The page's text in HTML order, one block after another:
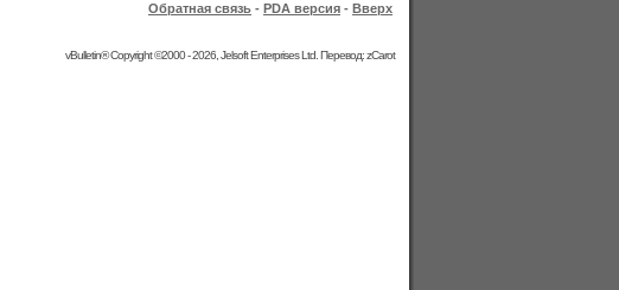
Обратная связь - PDA версия - Вверх
vBulletin® Copyright ©2000 - 2026, Jelsoft Enterprises Ltd. Перевод: zCarot